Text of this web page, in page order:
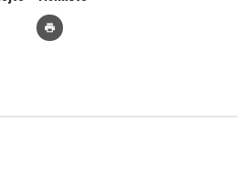
print